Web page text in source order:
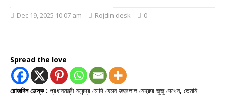
Dec 19, 2025 10:07 am Rojdin desk 0
Spread the love
রোজদিন ডেস্ক : প্রধানমন্ত্রী নরেন্দ্র মোদি যেমন জহরলাল নেহরুর জুজু দেখেন, তেমনি